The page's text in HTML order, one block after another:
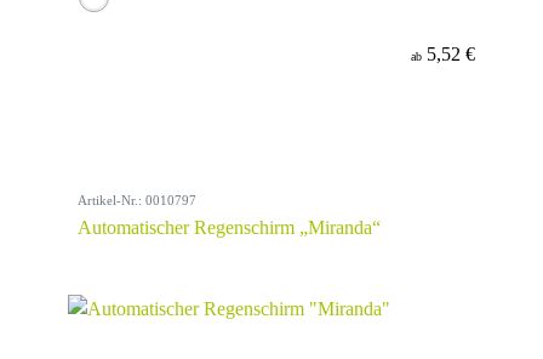
ab 5,52 €
Artikel-Nr.: 0010797
Automatischer Regenschirm „Miranda“